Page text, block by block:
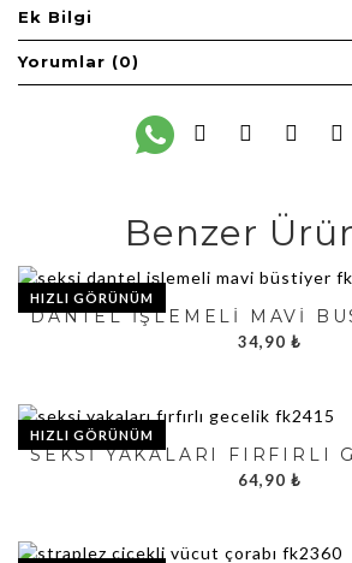
Ek Bilgi
Yorumlar (0)
Benzer
HIZLI GÖRÜNÜM
34,90 ₺
HIZLI GÖRÜNÜM
64,90 ₺